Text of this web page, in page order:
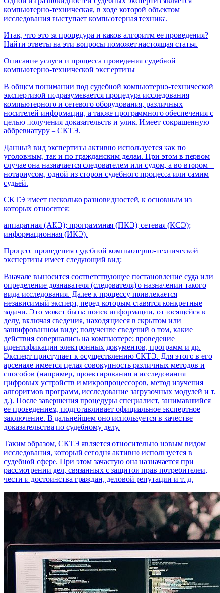
компьютерно-техническая, в ходе которой объектом
исследования выступает компьютерная техника.
Итак, что это за процедура и каков алгоритм ее проведения?
Найти ответы на эти вопросы поможет настоящая статья.
Описание услуги и процесса проведения судебной
компьютерно-технической экспертизы
В общем понимании под судебной компьютерно-технической
экспертизой подразумевается процедура исследования
компьютерного и сетевого оборудования, различных
носителей информации, а также программного обеспечения с
целью получения доказательств и улик. Имеет сокращенную
аббревиатуру – СКТЭ.
Данный вид экспертизы активно используется как по
уголовным, так и по гражданским делам. При этом в первом
случае она назначается следователем или судом, а во втором –
нотариусом, одной из сторон судебного процесса или самим
судьей.
СКТЭ имеет несколько разновидностей, к основным из
которых относится:
аппаратная (АКЭ); программная (ПКЭ); сетевая (КСЭ);
информационная (ИКЭ).
Процесс проведения судебной компьютерно-технической
экспертизы имеет следующий вид:
Вначале выносится соответствующее постановление суда или
определение дознавателя (следователя) о назначении такого
вида исследования. Далее к процессу привлекается
независимый эксперт, перед которым ставятся конкретные
задачи. Это может быть: поиск информации, относящейся к
делу, включая сведения, находящиеся в скрытом или
зашифрованном виде; получение сведений о том, какие
действия совершались на компьютере; проведение
идентификации электронных документов, программ и др.
Эксперт приступает к осуществлению СКТЭ. Для этого в его
арсенале имеется целая совокупность различных методов и
способов (например, проектирования и исследования
цифровых устройств и микропроцессоров, метод изучения
алгоритмов программ, исследование загрузочных модулей и т.
д.). После завершения процедуры специалист, занимавшийся
ее проведением, подготавливает официальное экспертное
заключение. В дальнейшем оно используется в качестве
доказательства по судебному делу.
Таким образом, СКТЭ является относительно новым видом
исследования, который сегодня активно используется в
судебной сфере. При этом зачастую она назначается при
рассмотрении дел, связанных с защитой прав потребителей,
чести и достоинства граждан, деловой репутации и т. д.